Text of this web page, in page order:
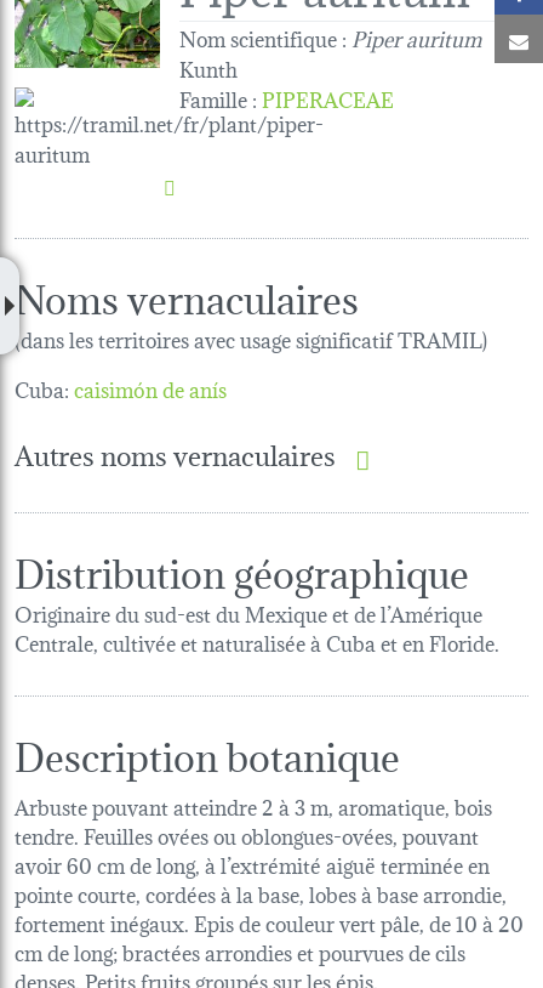
Nom scientifique : Piper auritum
Kunth
Famille:PIPERACEAE
Noms vernaculaires
(dans les territoires avec usage significatif TRAMIL)
Cuba:caisimón de anís
Autres noms vernaculaires
Distribution géographique
Originaire du sud-est du Mexique et de l’Amérique
Centrale, cultivée et naturalisée à Cuba et en Floride.
Description botanique
Arbuste pouvant atteindre 2 à 3 m, aromatique, bois
tendre. Feuilles ovées ou oblongues-ovées, pouvant
avoir 60 cm de long, à l’extrémité aiguë terminée en
pointe courte, cordées à la base, lobes à base arrondie,
fortement inégaux. Epis de couleur vert pâle, de 10 à 20
cm de long; bractées arrondies et pourvues de cils
denses. Petits fruits groupés sur les épis.